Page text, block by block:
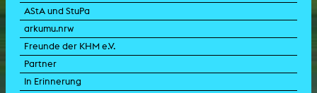
AStA und StuPa
arkumu.nrw
Freunde der KHM e.V.
Partner
In Erinnerung